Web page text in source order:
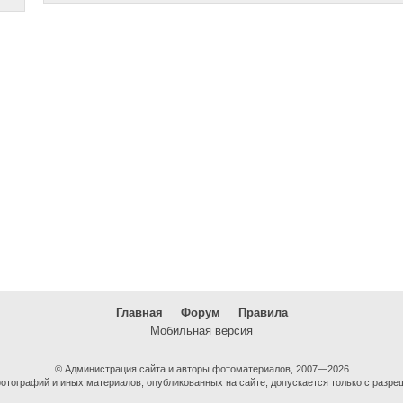
Главная Форум
Правила
Мобильная версия
© Администрация сайта и авторы фотоматериалов, 2007—2026
и иных материалов, опубликованных на сайте, допускается только с